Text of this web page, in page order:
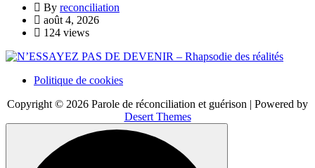
By reconciliation
août 4, 2026
124 views
Politique de cookies
Copyright © 2026 Parole de réconciliation et guérison | Powered by
Desert Themes